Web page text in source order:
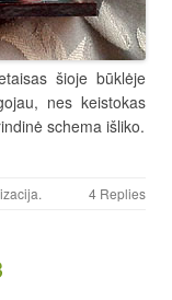
šioje būklėje
nes keistokas
schema išliko.
. 4 Replies